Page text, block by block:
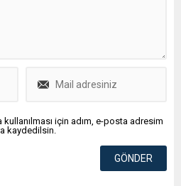
için adım, e-posta adresim
kaydedilsin.